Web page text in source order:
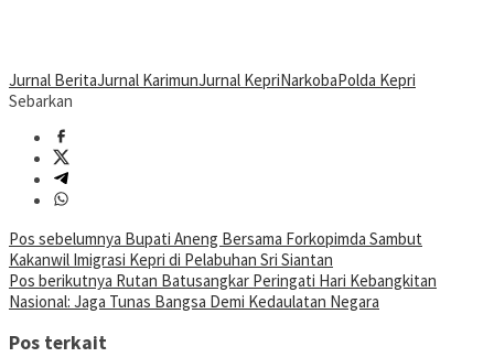
Jurnal BeritaJurnal KarimunJurnal KepriNarkobaPolda Kepri
Sebarkan
Navigasi
pos
Pos sebelumnya Bupati Aneng Bersama Forkopimda Sambut
Kakanwil Imigrasi Kepri di Pelabuhan Sri Siantan
Pos berikutnya Rutan Batusangkar Peringati Hari Kebangkitan
Nasional: Jaga Tunas Bangsa Demi Kedaulatan Negara
Pos terkait